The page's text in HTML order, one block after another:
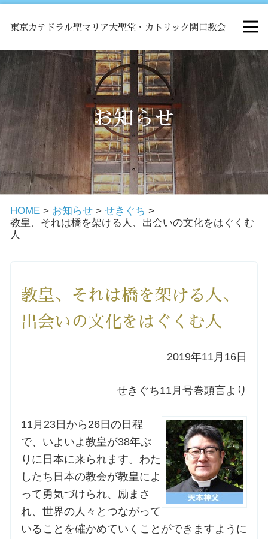
東京カテドラル聖マリア大聖堂・カトリック関口教会
HOME
ミサ
お知らせ
関口教会について
教会学校・中高生会
洗礼を希望される方
講座のご案内
シスター中島の講座
教区カテキスタの講座
三田助祭の講座
オルガンメディテーション
お知らせ
HOME> お知らせ> せきぐち >
教皇、それは橋を架ける人、出会いの文化をはぐくむ
人
教皇、それは橋を架ける人、
出会いの文化をはぐくむ人
2019年11月16日
せきぐち11月号巻頭言より
11月23日から26日の日程
で、いよいよ教皇が38年ぶ
りに日本に来られます。わた
したち日本の教会が教皇によ
って勇気づけられ、励まさ
れ、世界の人々とつながって
いることを確かめていくことができますように